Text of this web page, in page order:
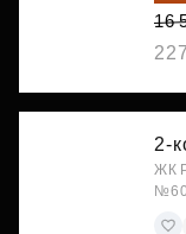
16
2-
ЖК